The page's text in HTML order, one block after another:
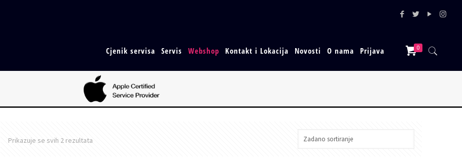
Cjenik servisa Servis Webshop Kontakt i Lokacija Novosti O nama Prijava 0
Prikazuje se svih 2 rezultata